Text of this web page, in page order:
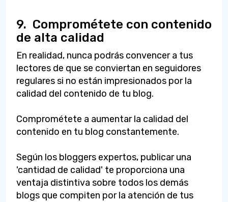
9. Comprométete con contenido
de alta calidad
En realidad, nunca podrás convencer a tus
lectores de que se conviertan en seguidores
regulares si no están impresionados por la
calidad del contenido de tu blog.
Comprométete a aumentar la calidad del
contenido en tu blog constantemente.
Según los bloggers expertos, publicar una
'cantidad de calidad' te proporciona una
ventaja distintiva sobre todos los demás
blogs que compiten por la atención de tus